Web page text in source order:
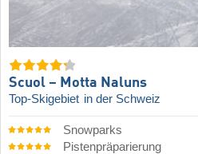
Scuol – Motta Naluns
Top-Skigebiet in der Schweiz
Snowparks
Pistenpräparierung